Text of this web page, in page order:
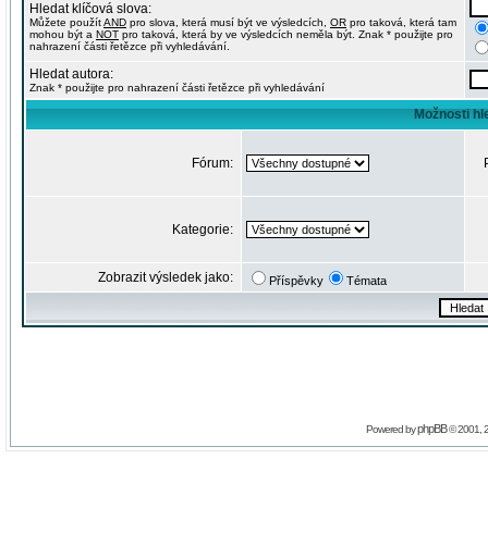
Hledat klíčová slova:
Můžete použítAND pro slova, která musí být ve výsledcích, OR pro taková, která tam
mohou být a NOT pro taková, která by ve výsledcích neměla být. Znak * použijte pro
nahrazení části řetězce při vyhledávání.
Hledat autora:
Znak * použijte pro nahrazení části řetězce při vyhledávání
Možnosti
Fórum:
Kategorie:
Zobrazit výsledek jako: Příspěvky Témata
Powered byphpBB© 2001,